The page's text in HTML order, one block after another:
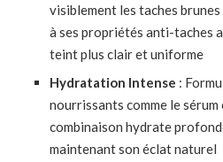
visiblement les taches
à ses propriétés anti-taches
teint plus clair et uniforme
Hydratation Intense :
nourrissants comme le
combinaison hydrate
maintenant son éclat naturel